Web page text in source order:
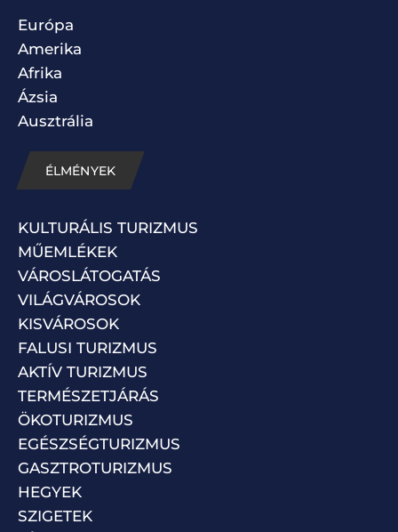
Európa
Amerika
Afrika
Ázsia
Ausztrália
ÉLMÉNYEK
KULTURÁLIS TURIZMUS
MŰEMLÉKEK
VÁROSLÁTOGATÁS
VILÁGVÁROSOK
KISVÁROSOK
FALUSI TURIZMUS
AKTÍV TURIZMUS
TERMÉSZETJÁRÁS
ÖKOTURIZMUS
EGÉSZSÉGTURIZMUS
GASZTROTURIZMUS
HEGYEK
SZIGETEK